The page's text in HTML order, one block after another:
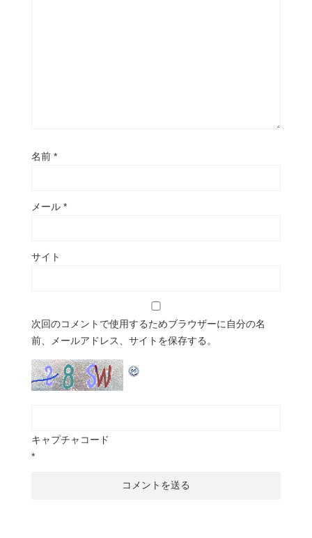
名前 *
メール *
サイト
次回のコメントで使用するためブラウザーに自分の名
前、メールアドレス、サイトを保存する。
キャプチャコード
*